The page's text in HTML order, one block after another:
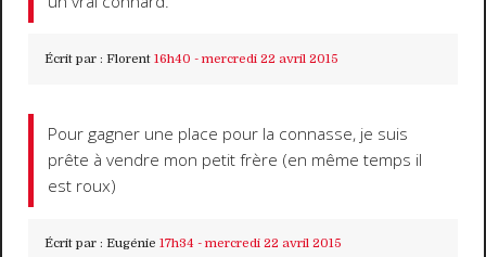
Écrit par : Florent 16h40 - mercredi 22 avril 2015
Pour gagner une place pour la connasse, je suis
prête à vendre mon petit frère (en même temps il
est roux)
Écrit par : Eugénie 17h34- mercredi 22 avril 2015